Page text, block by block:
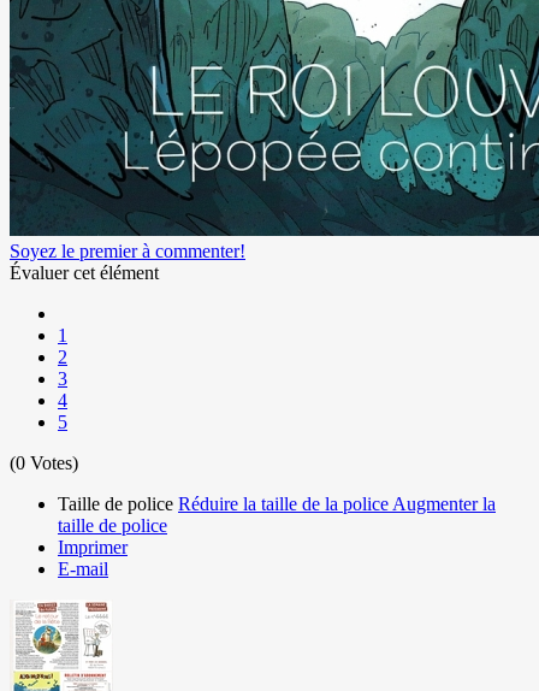
Soyez le premier à commenter!
Évaluer cet élément
1
2
3
4
5
(0 Votes)
Taille de police Réduire la taille de la police Augmenter la
taille de police
Imprimer
E-mail